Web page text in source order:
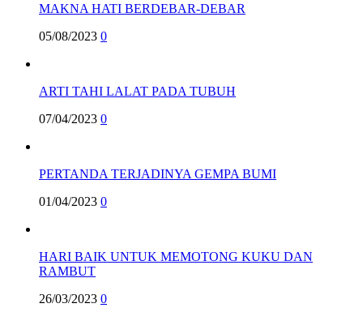
MAKNA HATI BERDEBAR-DEBAR
05/08/2023 0
ARTI TAHI LALAT PADA TUBUH
07/04/2023 0
PERTANDA TERJADINYA GEMPA BUMI
01/04/2023 0
HARI BAIK UNTUK MEMOTONG KUKU DAN
RAMBUT
26/03/2023 0